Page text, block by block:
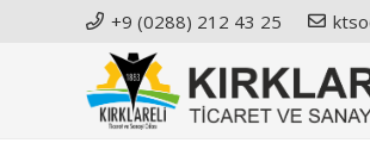
+9 (0288) 212 43 25